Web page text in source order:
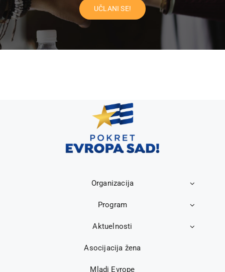
UČLANI SE!
Organizacija
Program
Aktuelnosti
Asocijacija žena
Mladi Evrope